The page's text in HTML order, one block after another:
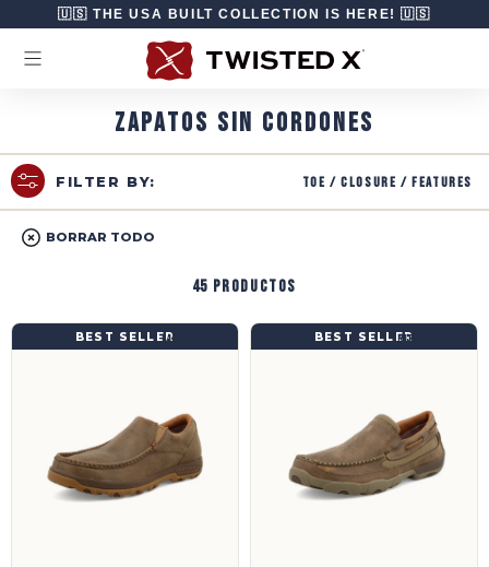
Ir directamente al contenido
🇺🇸 THE USA BUILT COLLECTION IS HERE! 🇺🇸
ZAPATOS SIN CORDONES
FILTER BY: Toe / Closure / Features
BORRAR TODO
45 productos
Mocasines de conducción sin cordones | MXC0003
MXC0003
BEST SELLER
Mocasines de conducción sin cordones |
MDMS002
BEST SELLER